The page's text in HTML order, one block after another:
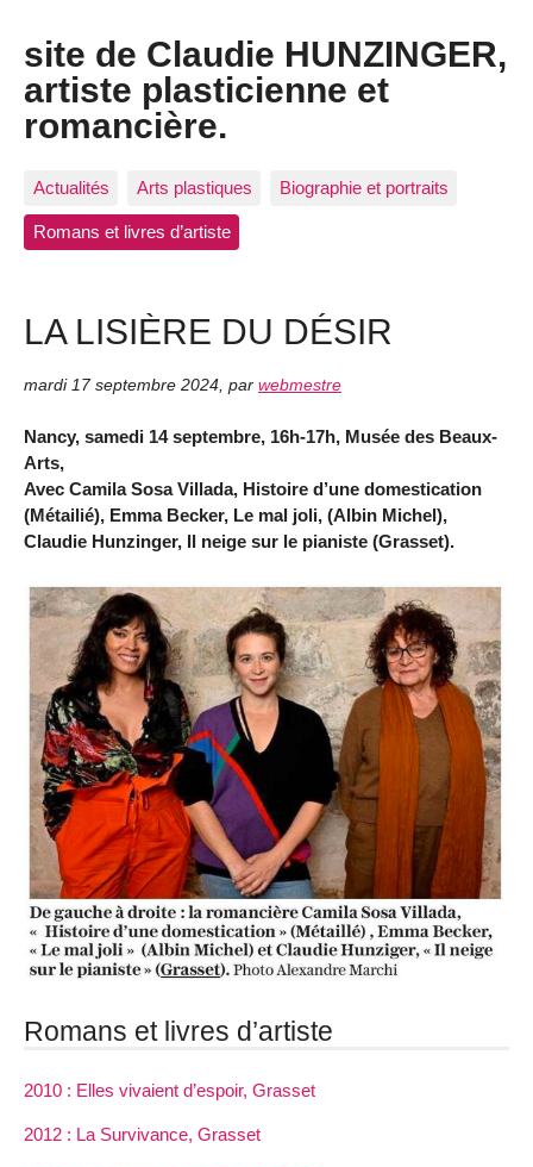
site de Claudie HUNZINGER,
artiste plasticienne et
romancière.
Actualités Arts plastiques Biographie et portraits
Romans et livres d’artiste
LA LISIÈRE DU DÉSIR
mardi 17 septembre 2024 par webmestre
Nancy, samedi 14 septembre, 16h-17h, Musée des Beaux-
Arts,
Avec Camila Sosa Villada, Histoire d’une domestication
(Métailié), Emma Becker, Le mal joli, (Albin Michel),
Claudie Hunzinger, Il neige sur le pianiste (Grasset).
Romans et livres d’artiste
2010 : Elles vivaient d’espoir, Grasset
2012 : La Survivance, Grasset